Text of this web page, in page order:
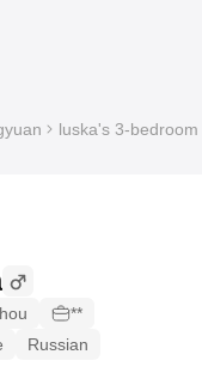
luska's 3-
**
Russian